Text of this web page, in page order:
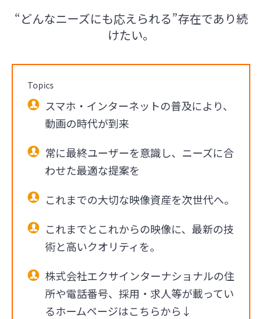
“どんなニーズにも応えられる”存在であり続
けたい。
Topics
スマホ・インターネットの普及により、
動画の時代が到来
常に最終ユーザーを意識し、ニーズに合
わせた最適な提案を
これまでの大切な映像資産を次世代へ。
これまでとこれからの映像に、最新の技
術と高いクオリティを。
株式会社エクサインターナショナルの住
所や電話番号、採用・求人等が載ってい
るホームページはこちらから↓